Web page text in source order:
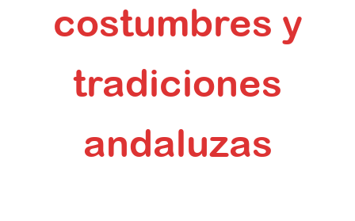
costumbres y
tradiciones
andaluzas